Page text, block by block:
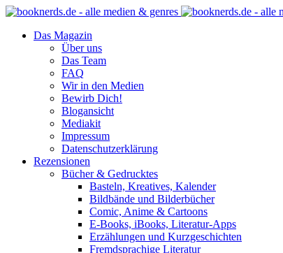
Das Magazin
Über uns
Das Team
FAQ
Wir in den Medien
Bewirb Dich!
Blogansicht
Mediakit
Impressum
Datenschutzerklärung
Rezensionen
Bücher & Gedrucktes
Basteln, Kreatives, Kalender
Bildbände und Bilderbücher
Comic, Anime & Cartoons
E-Books, iBooks, Literatur-Apps
Erzählungen und Kurzgeschichten
Fremdsprachige Literatur